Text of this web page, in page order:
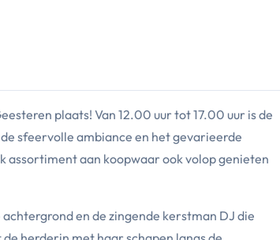
plaats! Van 12.00 uur tot 17.00 uur is de
sfeervolle ambiance en het gevarieerde
assortiment aan koopwaar ook volop genieten
en de zingende kerstman DJ die